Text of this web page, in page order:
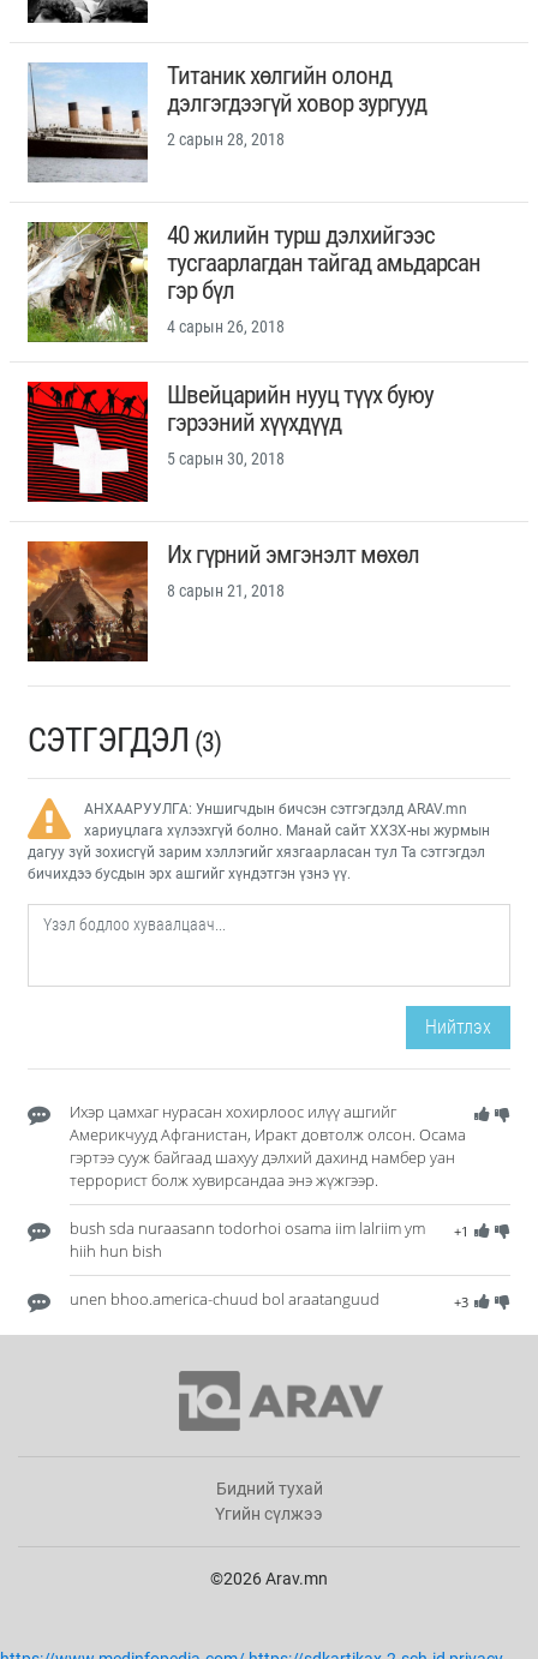
Титаник хөлгийн олонд
дэлгэгдээгүй ховор зургууд
2 сарын 28, 2018
40 жилийн турш дэлхийгээс
тусгаарлагдан тайгад амьдарсан
гэр бүл
4 сарын 26, 2018
Швейцарийн нууц түүх буюу
гэрээний хүүхдүүд
5 сарын 30, 2018
Их гүрний эмгэнэлт мөхөл
8 сарын 21, 2018
СЭТГЭГДЭЛ (3)
АНХААРУУЛГА: Уншигчдын бичсэн сэтгэгдэлд ARAV.mn
хариуцлага хүлээхгүй болно. Манай сайт ХХЗХ-ны журмын
дагуу зүй зохисгүй зарим хэллэгийг хязгаарласан тул Та сэтгэгдэл
бичихдээ бусдын эрх ашгийг хүндэтгэн үзнэ үү.
Нийтлэх
Ихэр цамхаг нурасан хохирлоос илүү ашгийг
Америкчууд Афганистан, Иракт довтолж олсон. Осама
гэртээ сууж байгаад шахуу дэлхий дахинд намбер уан
террорист болж хувирсандаа энэ жүжгээр.
+1
bush sda nuraasann todorhoi osama iim lalriim ym
hiih hun bish
+3
unen bhoo.america-chuud bol araatanguud
Бидний тухай
Үгийн сүлжээ
©2026 Arav.mn